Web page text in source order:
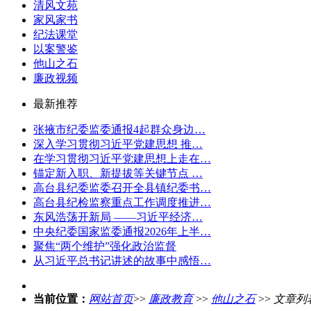
清风文苑
家风家书
纪法课堂
以案警鉴
他山之石
廉政视频
最新推荐
张掖市纪委监委通报4起群众身边…
深入学习贯彻习近平党建思想 推…
在学习贯彻习近平党建思想上走在…
锚定新入职、新提拔等关键节点 …
高台县纪委监委召开全县镇纪委书…
高台县纪检监察重点工作调度推进…
东风浩荡开新局 ——习近平经济…
中央纪委国家监委通报2026年上半…
聚焦“两个维护”强化政治监督
从习近平总书记讲述的故事中感悟…
当前位置： 网站首页>> 廉政教育>> 他山之石>> 文章列